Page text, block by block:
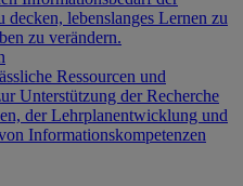
decken, lebenslanges Lernen zu
zu verändern.
Ressourcen und
Unterstützung der Recherche
der Lehrplanentwicklung und
Informationskompetenzen